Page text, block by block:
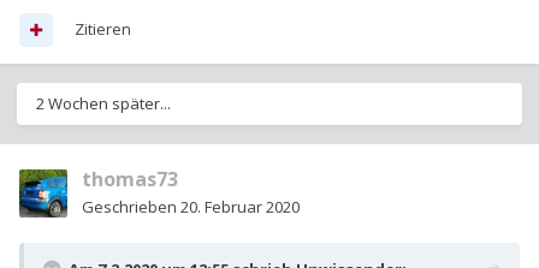
Zitieren
2 Wochen später...
thomas73
Geschrieben 20. Februar 2020